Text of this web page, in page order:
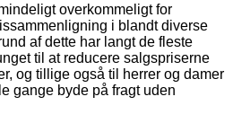
overkommeligt for
i blandt diverse
af dette har langt de fleste
til at reducere salgspriserne
og tillige også til herrer og damer
gange byde på fragt uden